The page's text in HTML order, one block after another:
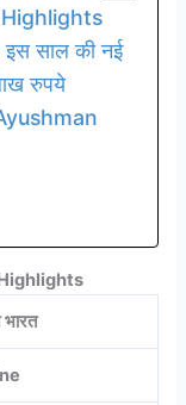
साल की नई
रुपये